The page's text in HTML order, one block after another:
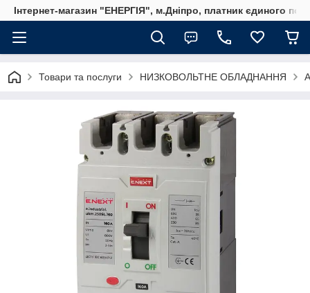
Інтернет-магазин "ЕНЕРГІЯ", м.Дніпро, платник єдиного
Товари та послуги НИЗКОВОЛЬТНЕ ОБЛАДНАННЯ